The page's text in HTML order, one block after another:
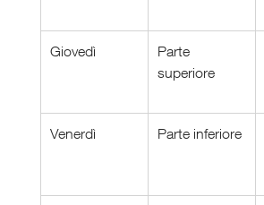
Giovedì
Parte
superiore
Venerdì Parte inferiore